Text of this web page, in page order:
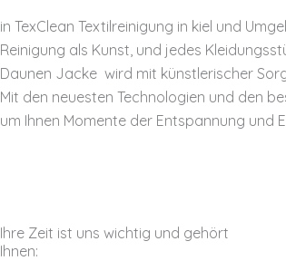
in TexClean Textilreinigung in kiel und
Reinigung als Kunst, und jedes
Daunen Jacke wird mit künstlerischer
Mit den neuesten Technologien und den
um Ihnen Momente der Entspannung und
Ihre Zeit ist uns wichtig und gehört
Ihnen: